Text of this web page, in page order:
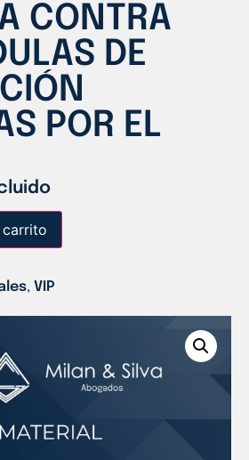
CONTRA
DE
POR EL
, VIP